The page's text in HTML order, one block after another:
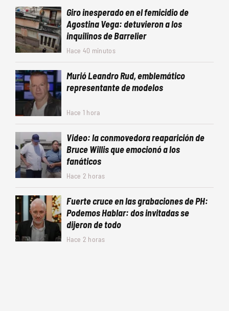
Giro inesperado en el femicidio de
Agostina Vega: detuvieron a los
inquilinos de Barrelier
Hace 40 minutos
Murió Leandro Rud, emblemático
representante de modelos
Hace 1 hora
Video: la conmovedora reaparición de
Bruce Willis que emocionó a los
fanáticos
Hace 2 horas
Fuerte cruce en las grabaciones de PH:
Podemos Hablar: dos invitadas se
dijeron de todo
Hace 2 horas